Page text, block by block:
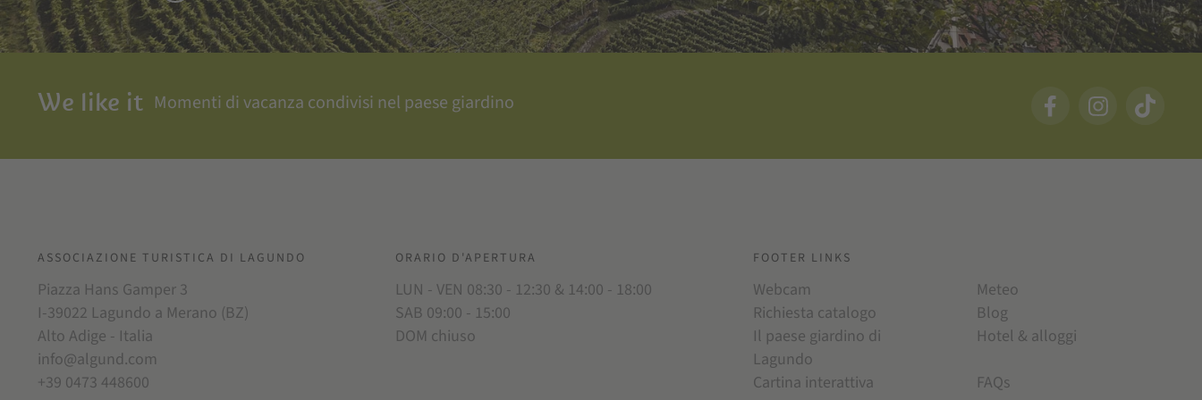
We like it Momenti di vacanza condivisi nel paese giardino
ASSOCIAZIONE TURISTICA DI LAGUNDO
Piazza Hans Gamper 3
I-39022 Lagundo a Merano (BZ)
Alto Adige - Italia
info@algund.com
+39 0473 448600
ORARIO D'APERTURA
LUN - VEN 08:30 - 12:30 & 14:00 - 18:00
SAB 09:00 - 15:00
DOM chiuso
FOOTER LINKS
Webcam
Meteo
Richiesta catalogo
Blog
Il paese giardino di
Lagundo
Hotel & alloggi
Cartina interattiva
FAQs